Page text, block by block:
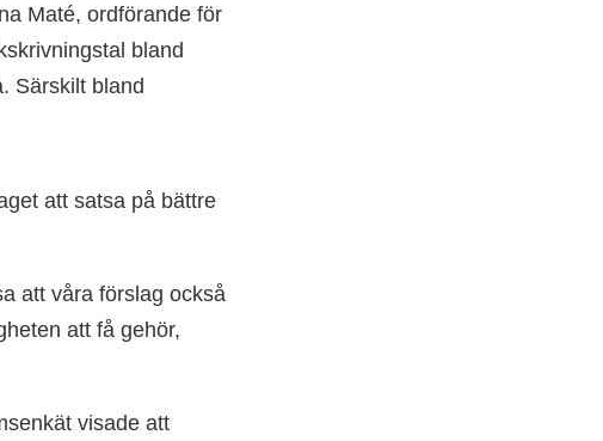
Maté, ordförande för
bland
Särskilt bland
att satsa på bättre
att våra förslag också
att få gehör,
visade att